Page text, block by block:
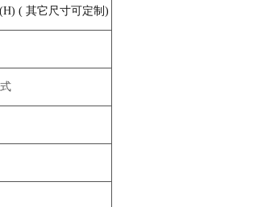
( 其它尺寸可定制)